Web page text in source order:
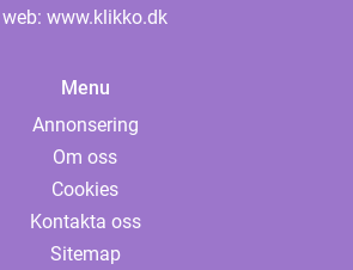
web: www.klikko.dk
Menu
Annonsering
Om oss
Cookies
Kontakta oss
Sitemap